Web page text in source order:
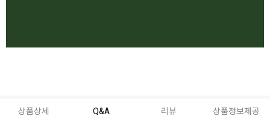
상품상세 Q&A 리뷰 상품정보제공